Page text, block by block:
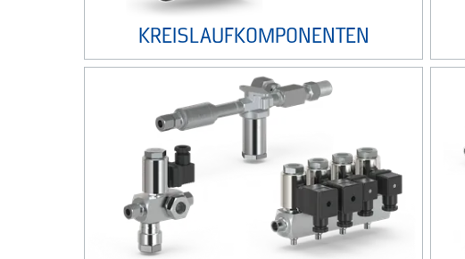
KREISLAUFKOMPONENTEN